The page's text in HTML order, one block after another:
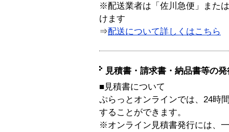
※配送業者は「佐川急便」また
けます
⇒配送について詳しくはこちら
見積書・請求書・納品書等の
■見積書について
ぷらっとオンラインでは、24時
することができます。
※オンライン見積書発行には、